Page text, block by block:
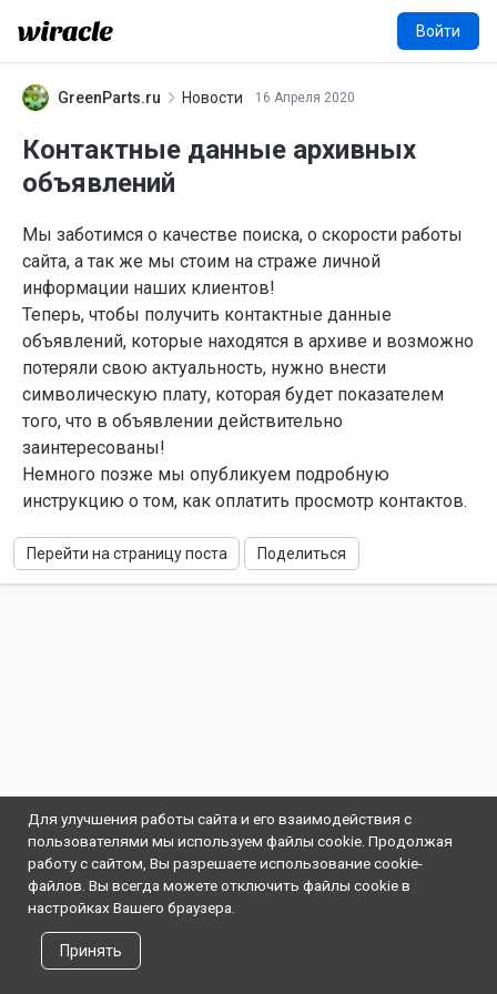
Войти
G GreenParts.ru Новости 16 Апреля 2020
Контактные данные архивных
объявлений
Мы заботимся о качестве поиска, о скорости работы
сайта, а так же мы стоим на страже личной
информации наших клиентов!
Теперь, чтобы получить контактные данные
объявлений, которые находятся в архиве и возможно
потеряли свою актуальность, нужно внести
символическую плату, которая будет показателем
того, что в объявлении действительно
заинтересованы!
Немного позже мы опубликуем подробную
инструкцию о том, как оплатить просмотр контактов.
Перейти на страницу поста Поделиться
Для улучшения работы сайта и его взаимодействия с
пользователями мы используем файлы cookie. Продолжая
работу с сайтом, Вы разрешаете использование cookie-
файлов. Вы всегда можете отключить файлы cookie в
настройках Вашего браузера.
Принять